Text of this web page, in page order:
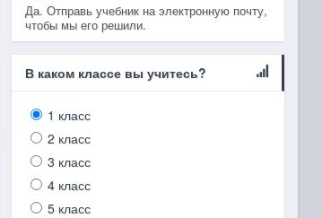
Да. Отправь учебник на электронную почту,
чтобы мы его решили.
В каком классе вы учитесь?
1 класс
2 класс
3 класс
4 класс
5 класс